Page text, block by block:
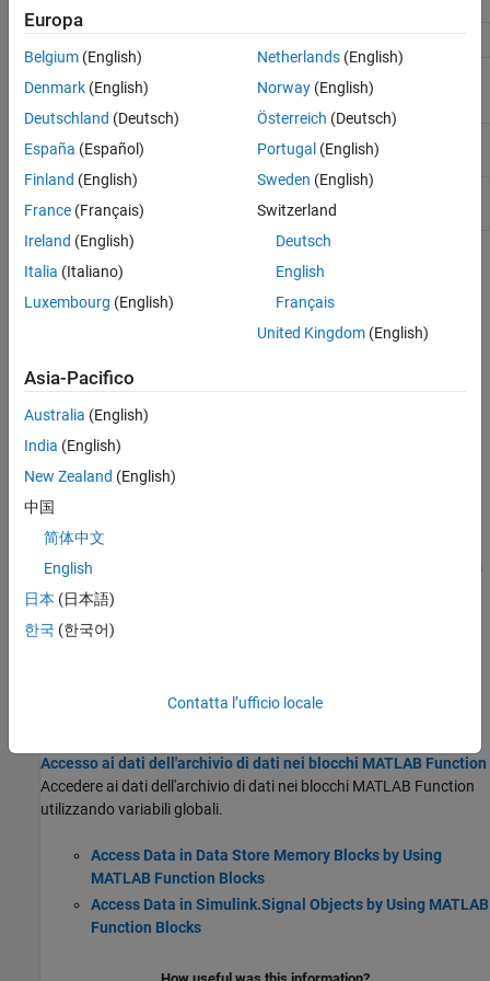
MATLAB Function IncludeMATLABcode inSimulinkmodels
Oggetti
MATLABFunctionConfiguration MATLAB
Function block
property configuration
Stateflow
interface to
MATLAB
Argomenti
Create MATLAB Function Block Variables
block variables to modify data input to the
Use theProperty Inspector
properties of
Specify Data Types of Variables in MATLAB Function
Specify Size of MATLAB Function Block Variables
Declare Variable-Size MATLAB Function Block Variables
Add Enumerated Inputs, Outputs, and Parameters to a
Pass Simulink parameters and MATLAB
Accesso ai dati dell'archivio di dati nei blocchi MATLAB Function
Accedere ai dati dell'archivio di dati nei blocchi MATLAB Function
utilizzando variabili globali.
Access Data in Data Store Memory Blocks by Using
MATLAB Function Blocks
Access Data in Simulink.Signal Objects by Using MATLAB
Function Blocks
Europa
Belgium (English)
Denmark (English)
Deutschland (Deutsch)
España (Español)
Finland (English)
France (Français)
Ireland (English)
Italia (Italiano)
Luxembourg (English)
Netherlands(English)
Norway(English)
Österreich (Deutsch)
Portugal (English)
Sweden (English)
Switzerland
Deutsch
English
Français
United Kingdom(English)
Asia-Pacifico
Australia (English)
India (English)
New Zealand (English)
中国
简体中文
English
日本 (日本語)
한국 (한국어)
Contatta l’ufficio locale